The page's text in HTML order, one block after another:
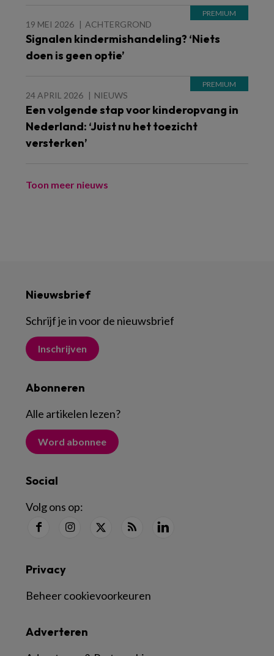
19 MEI 2026 ACHTERGROND
Signalen kindermishandeling? ‘Niets
doen is geen optie’
24 APRIL 2026 NIEUWS
Een volgende stap voor kinderopvang in
Nederland: ‘Juist nu het toezicht
versterken’
Toon meer nieuws
Nieuwsbrief
Schrijf je in voor de nieuwsbrief
Inschrijven
Abonneren
Alle artikelen lezen?
Word abonnee
Social
Volg ons op:
Adverteren
Privacy
Beheer cookievoorkeuren